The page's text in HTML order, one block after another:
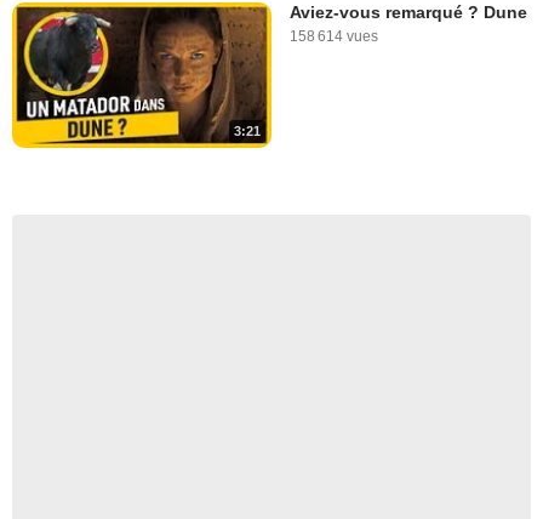
3:21
Aviez-vous remarqué ? Dune
158 614 vues